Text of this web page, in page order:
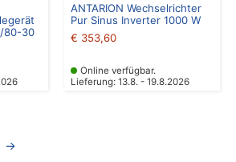
80-30
ANTARION Wechselrichter
Pur Sinus Inverter 1000 W
€ 353,60
Online verfügbar.
Lieferung: 13.8. - 19.8.2026
→